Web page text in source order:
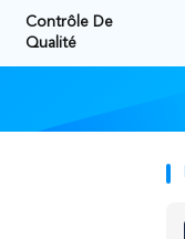
Contrôle De
Qualité